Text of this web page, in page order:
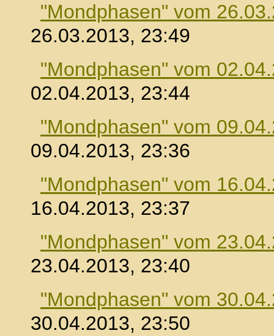
"Mondphasen" vom
26.03.2013, 23:49
"Mondphasen" vom
02.04.2013, 23:44
"Mondphasen" vom
09.04.2013, 23:36
"Mondphasen" vom
16.04.2013, 23:37
"Mondphasen" vom
23.04.2013, 23:40
"Mondphasen" vom
30.04.2013, 23:50